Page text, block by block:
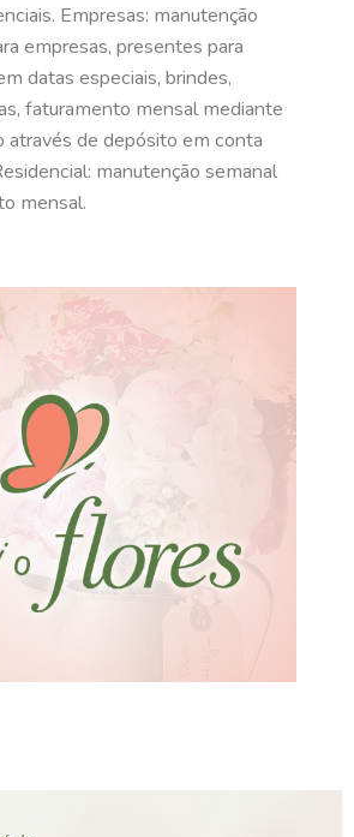
Empresas: manutenção
empresas, presentes para
datas especiais, brindes,
faturamento mensal mediante
através de depósito em conta
manutenção semanal
mensal.